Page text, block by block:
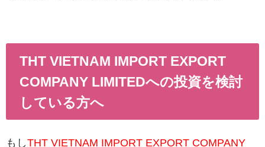
THT VIETNAM IMPORT EXPORT
COMPANY LIMITEDへの投資を検討
している方へ
もしTHT VIETNAM IMPORT EXPORT COMPANY